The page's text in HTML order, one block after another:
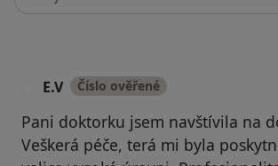
E.V Číslo ověřené
Pani doktorku jsem navštívila na
Veškerá péče, terá mi byla